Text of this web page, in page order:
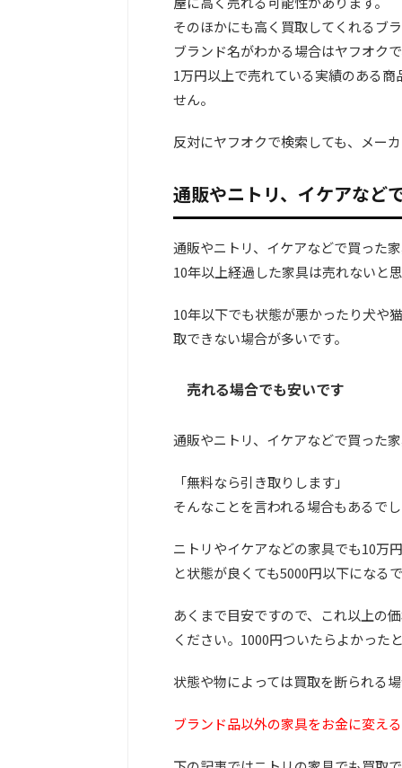
そのほかにも高く買取してくれるブ
ブランド名がわかる場合はヤフオク
1万円以上で売れている実績のある
せん。
反対にヤフオクで検索しても、メー
通販やニトリ、イケアなど
通販やニトリ、イケアなどで買った
10年以上経過した家具は売れないと
10年以下でも状態が悪かったり犬や
取できない場合が多いです。
売れる場合でも安いです
通販やニトリ、イケアなどで買った
「無料なら引き取りします」
そんなことを言われる場合もあるで
ニトリやイケアなどの家具でも10万
と状態が良くても5000円以下になる
あくまで目安ですので、これ以上の
ください。1000円ついたらよかった
状態や物によっては買取を断られる
ブランド品以外の家具をお金に変え